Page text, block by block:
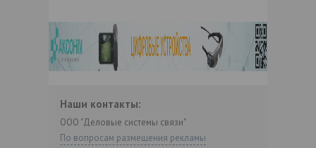
Наши контакты:
ООО "Деловые системы связи"
По вопросам размещения рекламы